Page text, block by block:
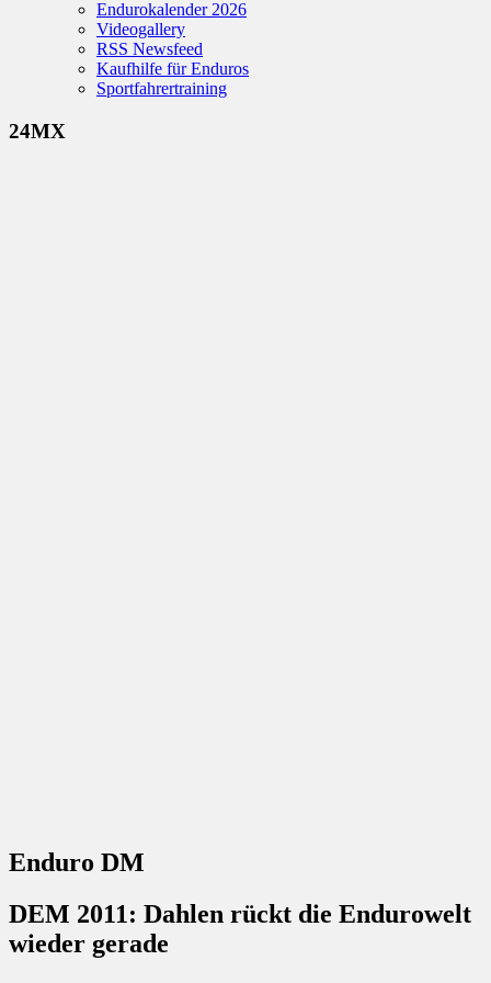
Endurokalender 2026
Videogallery
RSS Newsfeed
Kaufhilfe für Enduros
Sportfahrertraining
24MX
Enduro DM
DEM 2011: Dahlen rückt die Endurowelt
wieder gerade